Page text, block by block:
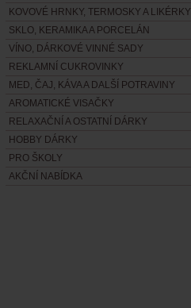
KOVOVÉ HRNKY, TERMOSKY A LIKÉRKY
SKLO, KERAMIKA A PORCELÁN
VÍNO, DÁRKOVÉ VINNÉ SADY
REKLAMNÍ CUKROVINKY
MED, ČAJ, KÁVA A DALŠÍ POTRAVINY
AROMATICKÉ VISAČKY
RELAXAČNÍ A OSTATNÍ DÁRKY
HOBBY DÁRKY
PRO ŠKOLY
AKČNÍ NABÍDKA